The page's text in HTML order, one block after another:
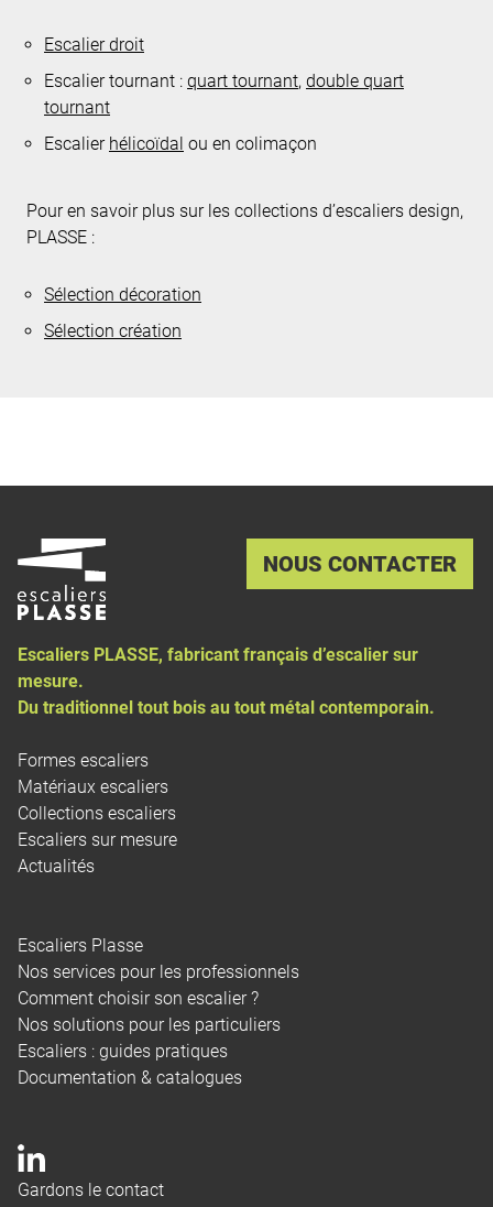
Escalier droit
Escalier tournant : quart tournant, double quart
tournant
Escalier hélicoïdal ou en colimaçon
Pour en savoir plus sur les collections d’escaliers design,
PLASSE :
Sélection décoration
Sélection création
NOUS CONTACTER
Escaliers PLASSE, fabricant français d’escalier sur
mesure.
Du traditionnel tout bois au tout métal contemporain.
Formes escaliers
Matériaux escaliers
Collections escaliers
Escaliers sur mesure
Actualités
Escaliers Plasse
Nos services pour les professionnels
Comment choisir son escalier ?
Nos solutions pour les particuliers
Escaliers : guides pratiques
Documentation & catalogues
Gardons le contact